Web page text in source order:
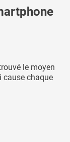
le moyen
cause chaque